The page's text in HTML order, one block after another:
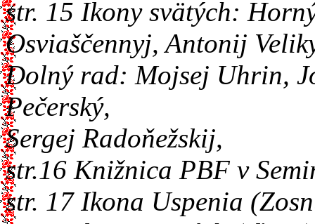
str. 15 Ikony svätých:
Osviaščennyj, Antonij
Dolný rad: Mojsej Uhrin,
Pečerský,
Sergej Radoňežskij,
str.16 Knižnica PBF v
str. 17 Ikona Uspenia